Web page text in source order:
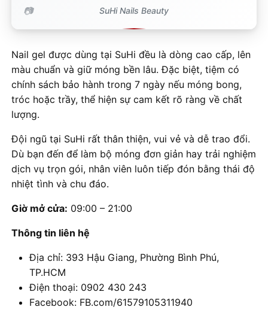
SuHi Nails Beauty
Nail gel được dùng tại SuHi đều là dòng cao cấp, lên
màu chuẩn và giữ móng bền lâu. Đặc biệt, tiệm có
chính sách bảo hành trong 7 ngày nếu móng bong,
tróc hoặc trầy, thể hiện sự cam kết rõ ràng về chất
lượng.
Đội ngũ tại SuHi rất thân thiện, vui vẻ và dễ trao đổi.
Dù bạn đến để làm bộ móng đơn giản hay trải nghiệm
dịch vụ trọn gói, nhân viên luôn tiếp đón bằng thái độ
nhiệt tình và chu đáo.
Giờ mở cửa: 09:00 – 21:00
Thông tin liên hệ
Địa chỉ: 393 Hậu Giang, Phường Bình Phú,
TP.HCM
Điện thoại: 0902 430 243
Facebook: FB.com/61579105311940